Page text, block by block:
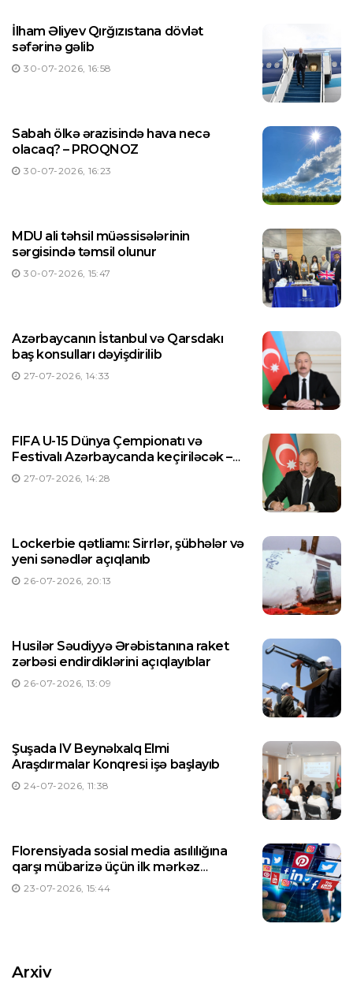
İlham Əliyev Qırğızıstana dövlət
səfərinə gəlib
30-07-2026, 16:58
Sabah ölkə ərazisində hava necə
olacaq? – PROQNOZ
30-07-2026, 16:23
MDU ali təhsil müəssisələrinin
sərgisində təmsil olunur
30-07-2026, 15:47
Azərbaycanın İstanbul və Qarsdakı
baş konsulları dəyişdirilib
27-07-2026, 14:33
FIFA U-15 Dünya Çempionatı və
Festivalı Azərbaycanda keçiriləcək –
Prezident Sərəncam imzaladı
27-07-2026, 14:28
Lockerbie qətliamı: Sirrlər, şübhələr və
yeni sənədlər açıqlanıb
26-07-2026, 20:13
Husilər Səudiyyə Ərəbistanına raket
zərbəsi endirdiklərini açıqlayıblar
26-07-2026, 13:09
Şuşada IV Beynəlxalq Elmi
Araşdırmalar Konqresi işə başlayıb
24-07-2026, 11:38
Florensiyada sosial media asılılığına
qarşı mübarizə üçün ilk mərkəz
yaradılıb
23-07-2026, 15:44
Arxiv